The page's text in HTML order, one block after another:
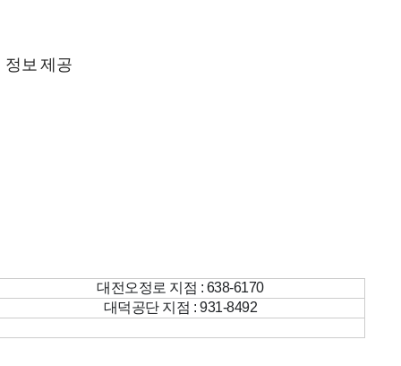
정보 제공
대전오정로 지점 : 638-6170
대덕공단 지점 : 931-8492